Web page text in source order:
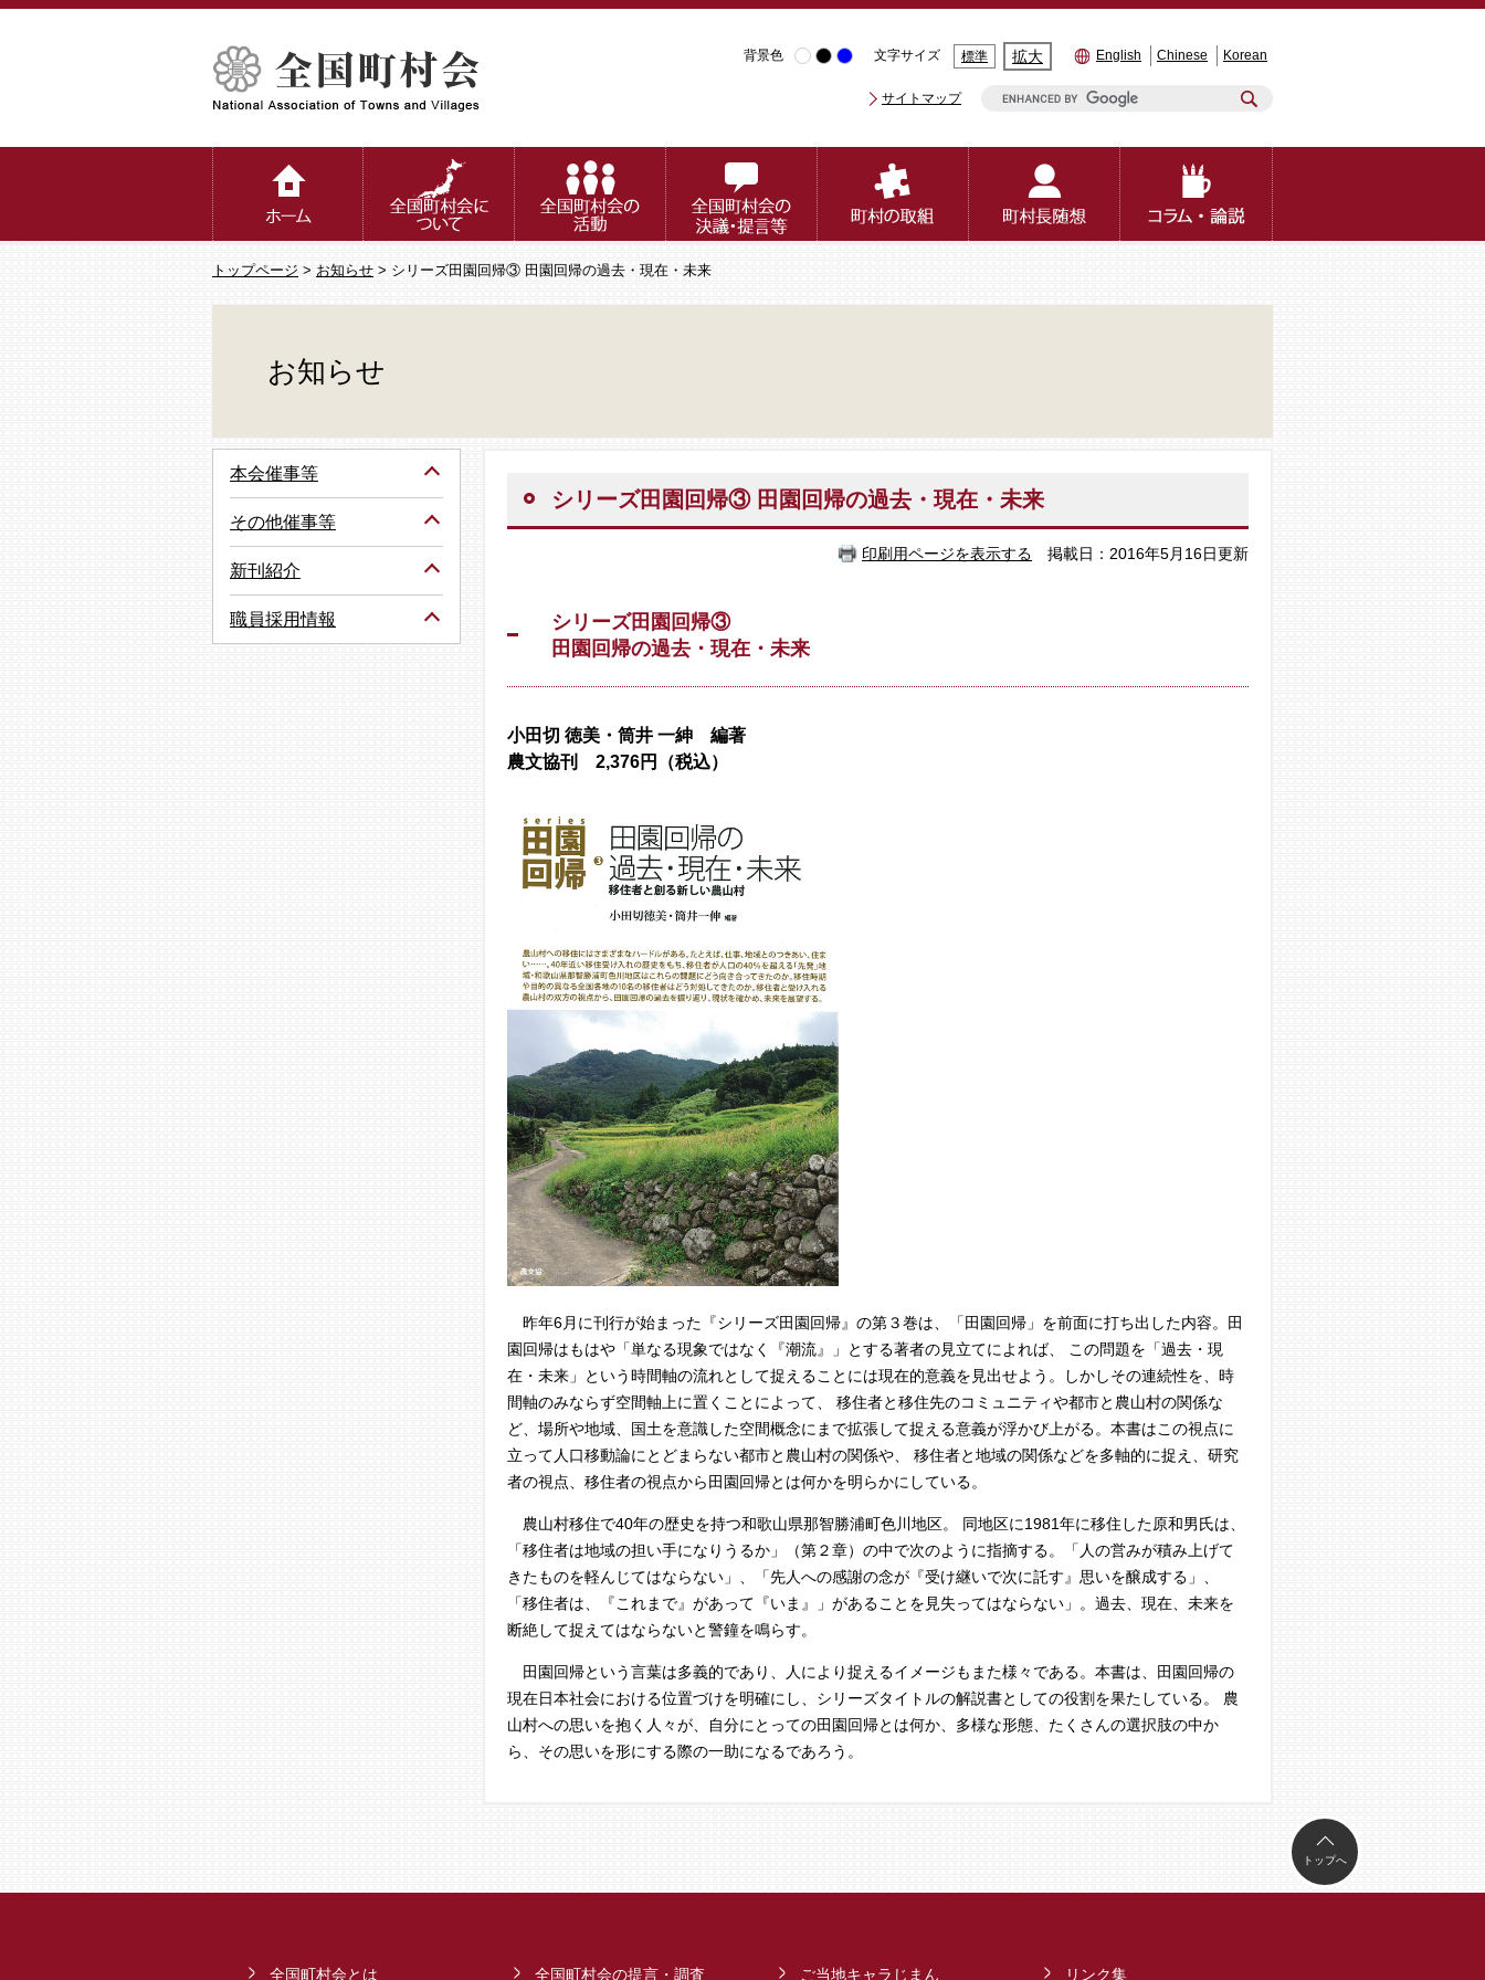
背景色 文字サイズ 標準 拡大 English Chinese Korean
サイトマップ
トップページ > お知らせ > シリーズ田園回帰③ 田園回帰の過去・現在・未来
お知らせ
シリーズ田園回帰③ 田園回帰の過去・現在・未来
印刷用ページを表示する 掲載日：2016年5月16日更新
シリーズ田園回帰③
田園回帰の過去・現在・未来
小田切 徳美・筒井 一紳 編著
農文協刊 2,376円（税込）
昨年6月に刊行が始まった『シリーズ田園回帰』の第３巻は、「田園回帰」を前面に打ち出した内容。田
園回帰はもはや「単なる現象ではなく『潮流』」とする著者の見立てによれば、 この問題を「過去・現
在・未来」という時間軸の流れとして捉えることには現在的意義を見出せよう。しかしその連続性を、時
間軸のみならず空間軸上に置くことによって、 移住者と移住先のコミュニティや都市と農山村の関係な
ど、場所や地域、国土を意識した空間概念にまで拡張して捉える意義が浮かび上がる。本書はこの視点に
立って人口移動論にとどまらない都市と農山村の関係や、 移住者と地域の関係などを多軸的に捉え、研究
者の視点、移住者の視点から田園回帰とは何かを明らかにしている。
農山村移住で40年の歴史を持つ和歌山県那智勝浦町色川地区。 同地区に1981年に移住した原和男氏は、
「移住者は地域の担い手になりうるか」（第２章）の中で次のように指摘する。「人の営みが積み上げて
きたものを軽んじてはならない」、「先人への感謝の念が『受け継いで次に託す』思いを醸成する」、
「移住者は、『これまで』があって『いま』」があることを見失ってはならない」。過去、現在、未来を
断絶して捉えてはならないと警鐘を鳴らす。
田園回帰という言葉は多義的であり、人により捉えるイメージもまた様々である。本書は、田園回帰の
現在日本社会における位置づけを明確にし、シリーズタイトルの解説書としての役割を果たしている。 農
山村への思いを抱く人々が、自分にとっての田園回帰とは何か、多様な形態、たくさんの選択肢の中か
ら、その思いを形にする際の一助になるであろう。
本会催事等
その他催事等
新刊紹介
職員採用情報
トップへ
全国町村会とは 全国町村会の提言・調査 ご当地キャラじまん リンク集